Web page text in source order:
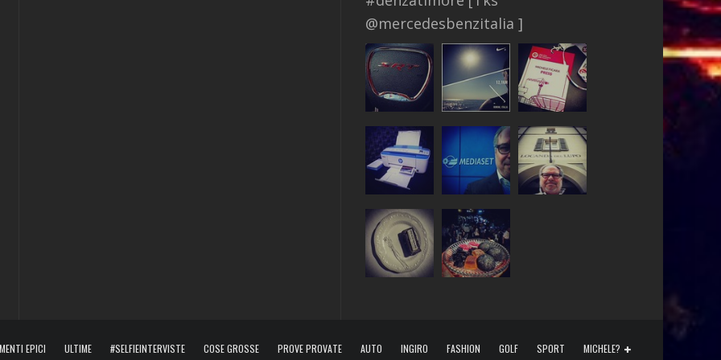
EPICI ULTIME #SELFIEINTERVISTE COSE GROSSE PROVE PROVATE AUTO INGIRO FASHION GOLF SPORT MICHELE?